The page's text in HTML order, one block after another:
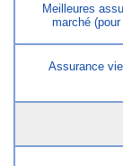
Meilleures
marché
Assurance